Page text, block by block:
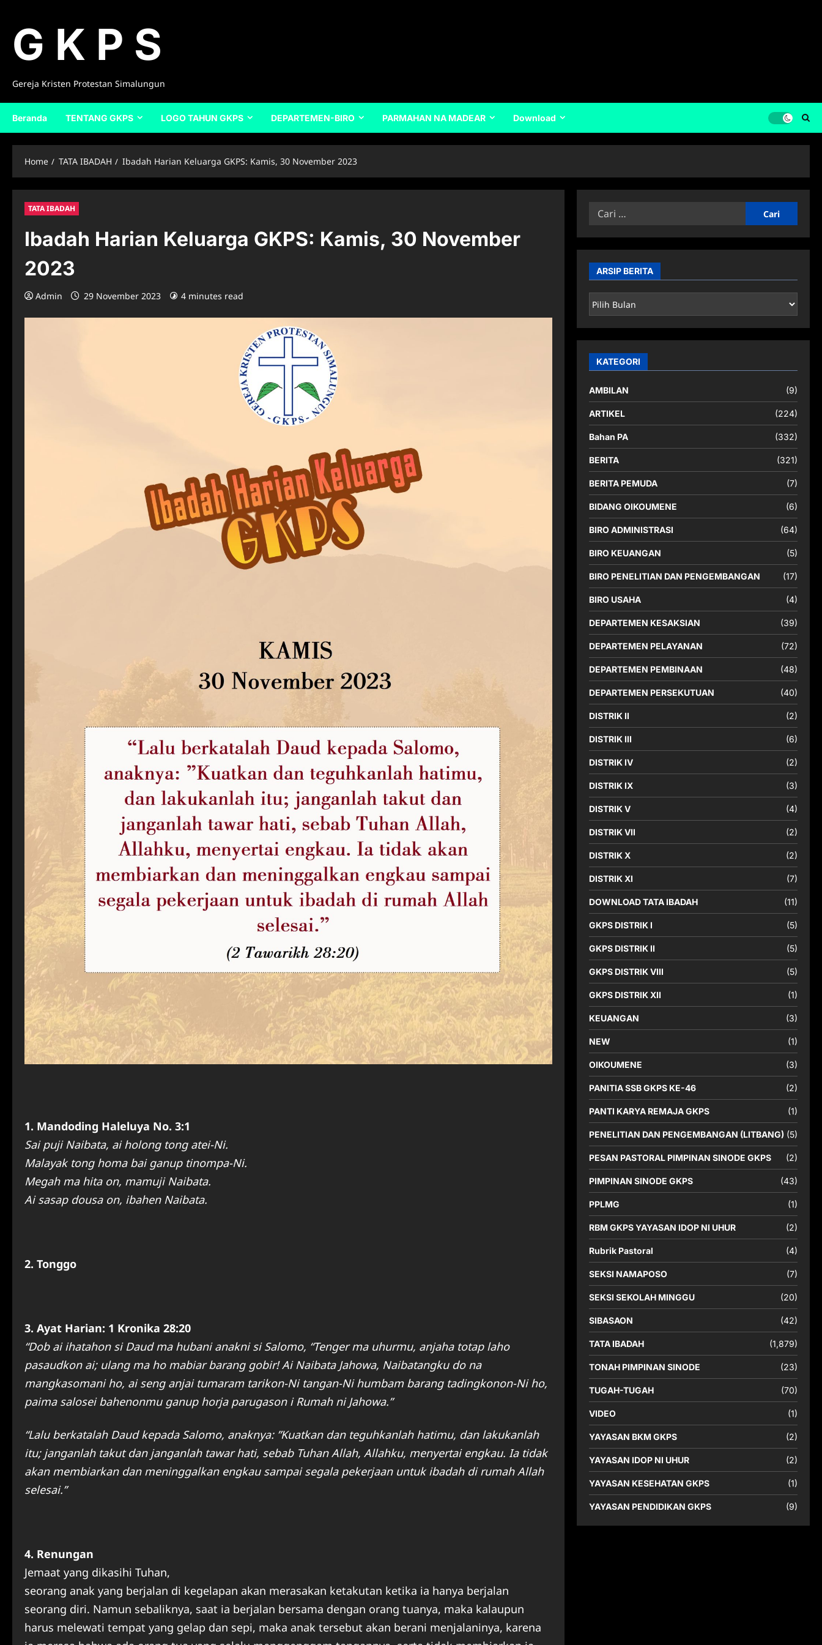
contentG K P S
Gereja Kristen Protestan Simalungun
Beranda TENTANG GKPS LOGO TAHUN GKPS DEPARTEMEN-BIRO PARMAHAN NA MADEAR Download
Home TATA IBADAH Ibadah Harian Keluarga GKPS: Kamis, 30 November 2023
TATA IBADAH
Ibadah Harian Keluarga GKPS: Kamis, 30 November
2023
Admin 29 November 2023 4 minutes read
1. Mandoding Haleluya No. 3:1
Sai puji Naibata, ai holong tong atei-Ni.
Malayak tong homa bai ganup tinompa-Ni.
Megah ma hita on, mamuji Naibata.
Ai sasap dousa on, ibahen Naibata.
2. Tonggo
3. Ayat Harian: 1 Kronika 28:20
“Dob ai ihatahon si Daud ma hubani anakni si Salomo, “Tenger ma uhurmu, anjaha totap laho
pasaudkon ai; ulang ma ho mabiar barang gobir! Ai Naibata Jahowa, Naibatangku do na
mangkasomani ho, ai seng anjai tumaram tarikon-Ni tangan-Ni humbam barang tadingkonon-Ni ho,
paima salosei bahenonmu ganup horja parugason i Rumah ni Jahowa.”
“Lalu berkatalah Daud kepada Salomo, anaknya: ”Kuatkan dan teguhkanlah hatimu, dan lakukanlah
itu; janganlah takut dan janganlah tawar hati, sebab Tuhan Allah, Allahku, menyertai engkau. Ia tidak
akan membiarkan dan meninggalkan engkau sampai segala pekerjaan untuk ibadah di rumah Allah
selesai.”
4. Renungan
Jemaat yang dikasihi Tuhan,
seorang anak yang berjalan di kegelapan akan merasakan ketakutan ketika ia hanya berjalan
seorang diri. Namun sebaliknya, saat ia berjalan bersama dengan orang tuanya, maka kalaupun
harus melewati tempat yang gelap dan sepi, maka anak tersebut akan berani menjalaninya, karena
Cari
ARSIP BERITA
ARSIP
BERITA
KATEGORI
AMBILAN (9)
ARTIKEL (224)
Bahan PA (332)
BERITA (321)
BERITA PEMUDA (7)
BIDANG OIKOUMENE (6)
BIRO ADMINISTRASI (64)
BIRO KEUANGAN (5)
BIRO PENELITIAN DAN PENGEMBANGAN (17)
BIRO USAHA (4)
DEPARTEMEN KESAKSIAN (39)
DEPARTEMEN PELAYANAN (72)
DEPARTEMEN PEMBINAAN (48)
DEPARTEMEN PERSEKUTUAN (40)
DISTRIK II (2)
DISTRIK III (6)
DISTRIK IV (2)
DISTRIK IX (3)
DISTRIK V (4)
DISTRIK VII (2)
DISTRIK X (2)
DISTRIK XI (7)
DOWNLOAD TATA IBADAH (11)
GKPS DISTRIK I (5)
GKPS DISTRIK II (5)
GKPS DISTRIK VIII (5)
GKPS DISTRIK XII (1)
KEUANGAN (3)
NEW (1)
OIKOUMENE (3)
PANITIA SSB GKPS KE-46 (2)
PANTI KARYA REMAJA GKPS (1)
PENELITIAN DAN PENGEMBANGAN (LITBANG) (5)
PESAN PASTORAL PIMPINAN SINODE GKPS (2)
PIMPINAN SINODE GKPS (43)
PPLMG (1)
RBM GKPS YAYASAN IDOP NI UHUR (2)
Rubrik Pastoral (4)
SEKSI NAMAPOSO (7)
SEKSI SEKOLAH MINGGU (20)
SIBASAON (42)
TATA IBADAH (1,879)
TONAH PIMPINAN SINODE (23)
TUGAH-TUGAH (70)
VIDEO (1)
YAYASAN BKM GKPS (2)
YAYASAN IDOP NI UHUR (2)
YAYASAN KESEHATAN GKPS (1)
YAYASAN PENDIDIKAN GKPS (9)